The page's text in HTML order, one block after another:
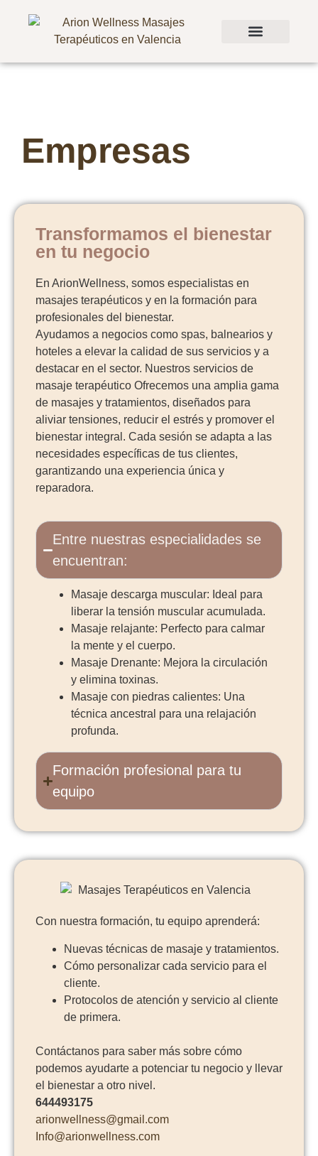
Empresas
Transformamos el bienestar
en tu negocio
En ArionWellness, somos especialistas en
masajes terapéuticos y en la formación para
profesionales del bienestar.
Ayudamos a negocios como spas, balnearios y
hoteles a elevar la calidad de sus servicios y a
destacar en el sector. Nuestros servicios de
masaje terapéutico Ofrecemos una amplia gama
de masajes y tratamientos, diseñados para
aliviar tensiones, reducir el estrés y promover el
bienestar integral. Cada sesión se adapta a las
necesidades específicas de tus clientes,
garantizando una experiencia única y
reparadora.
Entre nuestras especialidades se
encuentran:
Masaje descarga muscular: Ideal para
liberar la tensión muscular acumulada.
Masaje relajante: Perfecto para calmar
la mente y el cuerpo.
Masaje Drenante: Mejora la circulación
y elimina toxinas.
Masaje con piedras calientes: Una
técnica ancestral para una relajación
profunda.
Formación profesional para tu
equipo
Con nuestra formación, tu equipo aprenderá:
Nuevas técnicas de masaje y tratamientos.
Cómo personalizar cada servicio para el
cliente.
Protocolos de atención y servicio al cliente
de primera.
Contáctanos para saber más sobre cómo
podemos ayudarte a potenciar tu negocio y llevar
el bienestar a otro nivel.
644493175
arionwellness@gmail.com
Info@arionwellness.com